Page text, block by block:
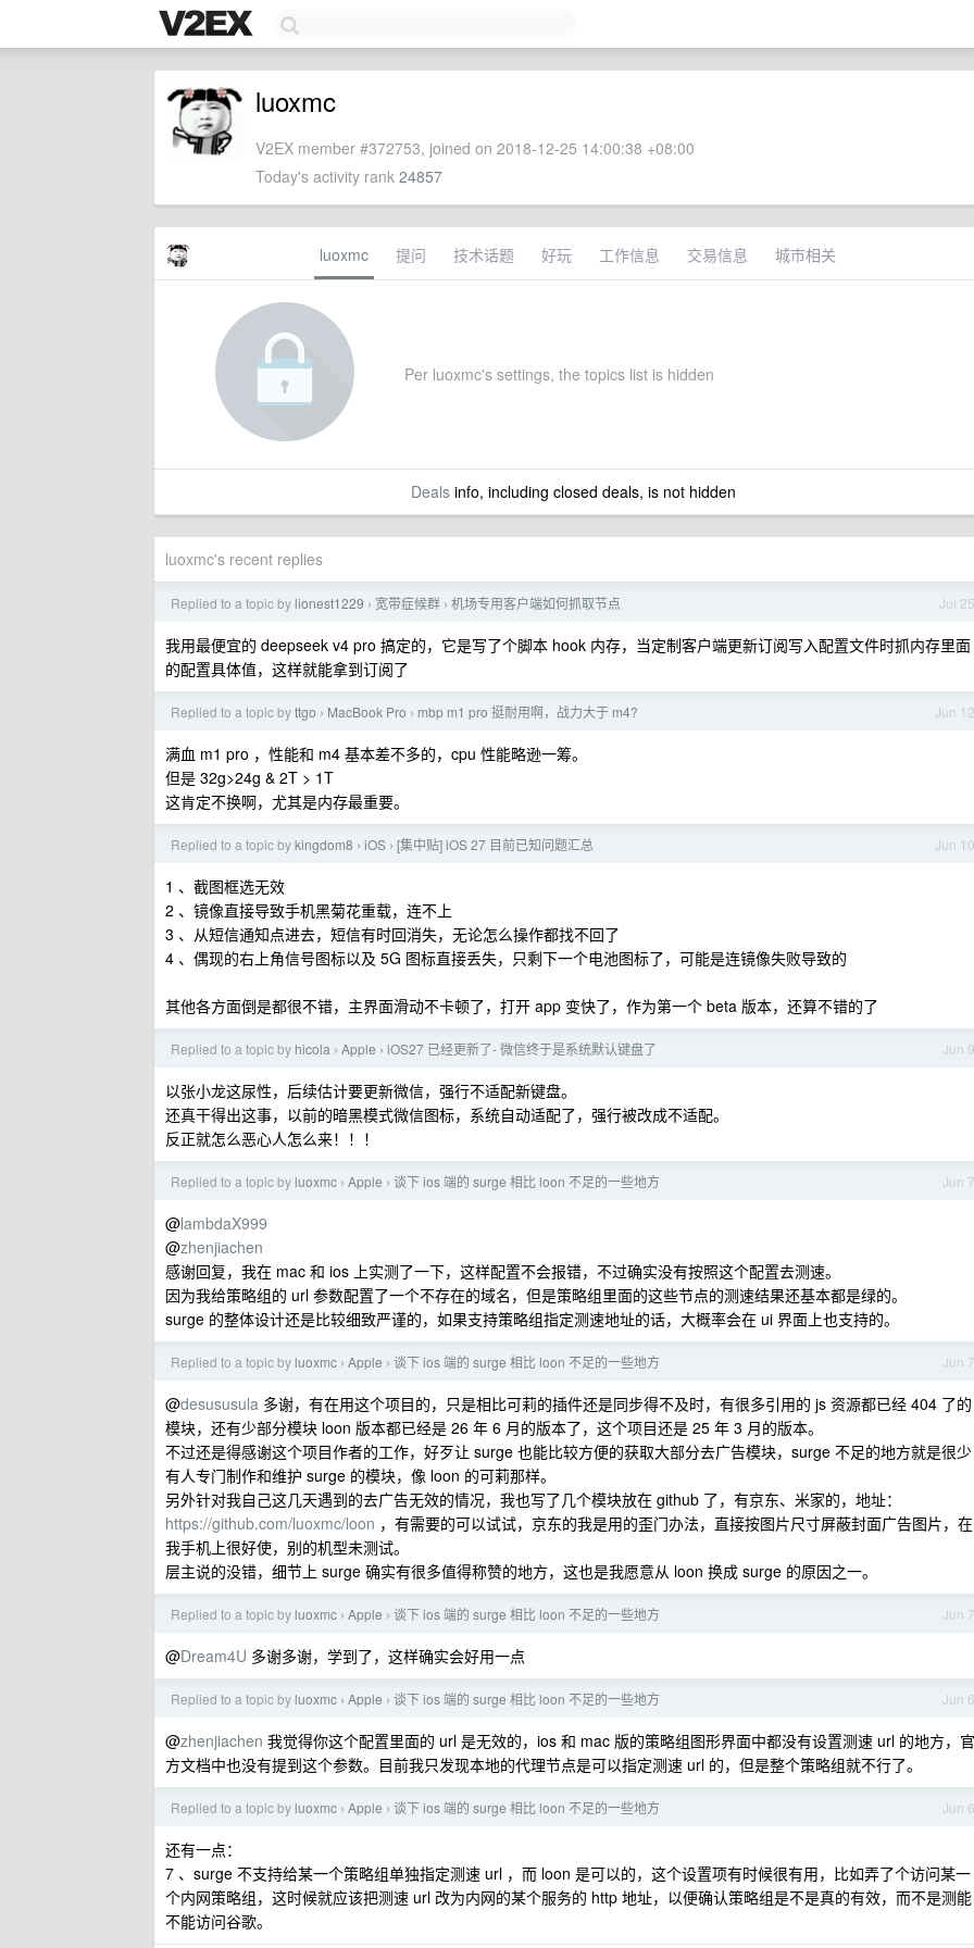
luoxmc
V2EX member #372753, joined on 2018-12-25 14:00:38 +08:00
Today's activity rank 24857
luoxmc 提问 技术话题 好玩 工作信息 交易信息 城市相关
Per luoxmc's settings, the topics list is hidden
Dealsinfo, including closed deals, is not hidden
luoxmc's recent replies
Jul 25
Replied to a topic by lionest1229 › 宽带症候群 › 机场专用客户端如何抓取节点
我用最便宜的 deepseek v4 pro 搞定的，它是写了个脚本 hook 内存，当定制客户端更新订阅写入配置文件时抓内存里面
的配置具体值，这样就能拿到订阅了
Jun 12
Replied to a topic byttgo › MacBook Pro › mbp m1 pro 挺耐用啊，战力大于 m4?
满血 m1 pro ，性能和 m4 基本差不多的，cpu 性能略逊一筹。
但是 32g>24g & 2T > 1T
这肯定不换啊，尤其是内存最重要。
Jun 10
Replied to a topic bykingdom8 › iOS › [集中贴] iOS 27 目前已知问题汇总
1 、截图框选无效
2 、镜像直接导致手机黑菊花重载，连不上
3 、从短信通知点进去，短信有时回消失，无论怎么操作都找不回了
4 、偶现的右上角信号图标以及 5G 图标直接丢失，只剩下一个电池图标了，可能是连镜像失败导致的
其他各方面倒是都很不错，主界面滑动不卡顿了，打开 app 变快了，作为第一个 beta 版本，还算不错的了
Jun 9
Replied to a topic by hicola › Apple › iOS27 已经更新了- 微信终于是系统默认键盘了
以张小龙这尿性，后续估计要更新微信，强行不适配新键盘。
还真干得出这事，以前的暗黑模式微信图标，系统自动适配了，强行被改成不适配。
反正就怎么恶心人怎么来！！！
Jun 7
Replied to a topic by luoxmc › Apple › 谈下 ios 端的 surge 相比 loon 不足的一些地方
@lambdaX999
@zhenjiachen
感谢回复，我在 mac 和 ios 上实测了一下，这样配置不会报错，不过确实没有按照这个配置去测速。
因为我给策略组的 url 参数配置了一个不存在的域名，但是策略组里面的这些节点的测速结果还基本都是绿的。
surge 的整体设计还是比较细致严谨的，如果支持策略组指定测速地址的话，大概率会在 ui 界面上也支持的。
Jun 7
Replied to a topic by luoxmc › Apple › 谈下 ios 端的 surge 相比 loon 不足的一些地方
@desususula 多谢，有在用这个项目的，只是相比可莉的插件还是同步得不及时，有很多引用的 js 资源都已经 404 了的
模块，还有少部分模块 loon 版本都已经是 26 年 6 月的版本了，这个项目还是 25 年 3 月的版本。
不过还是得感谢这个项目作者的工作，好歹让 surge 也能比较方便的获取大部分去广告模块，surge 不足的地方就是很少
有人专门制作和维护 surge 的模块，像 loon 的可莉那样。
另外针对我自己这几天遇到的去广告无效的情况，我也写了几个模块放在 github 了，有京东、米家的，地址：
https://github.com/luoxmc/loon ，有需要的可以试试，京东的我是用的歪门办法，直接按图片尺寸屏蔽封面广告图片，在
我手机上很好使，别的机型未测试。
层主说的没错，细节上 surge 确实有很多值得称赞的地方，这也是我愿意从 loon 换成 surge 的原因之一。
Jun 7
Replied to a topic by luoxmc › Apple › 谈下 ios 端的 surge 相比 loon 不足的一些地方
@Dream4U 多谢多谢，学到了，这样确实会好用一点
Jun 6
Replied to a topic by luoxmc › Apple › 谈下 ios 端的 surge 相比 loon 不足的一些地方
@zhenjiachen 我觉得你这个配置里面的 url 是无效的，ios 和 mac 版的策略组图形界面中都没有设置测速 url 的地方，官
方文档中也没有提到这个参数。目前我只发现本地的代理节点是可以指定测速 url 的，但是整个策略组就不行了。
Jun 6
Replied to a topic by luoxmc › Apple › 谈下 ios 端的 surge 相比 loon 不足的一些地方
还有一点：
7 、surge 不支持给某一个策略组单独指定测速 url ，而 loon 是可以的，这个设置项有时候很有用，比如弄了个访问某一
个内网策略组，这时候就应该把测速 url 改为内网的某个服务的 http 地址，以便确认策略组是不是真的有效，而不是测能
不能访问谷歌。